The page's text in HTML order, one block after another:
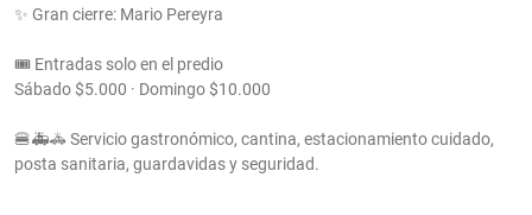
✨ Gran cierre: Mario Pereyra
🎟️ Entradas solo en el predio
Sábado $5.000 · Domingo $10.000
🍔🚑🚓 Servicio gastronómico, cantina, estacionamiento cuidado,
posta sanitaria, guardavidas y seguridad.